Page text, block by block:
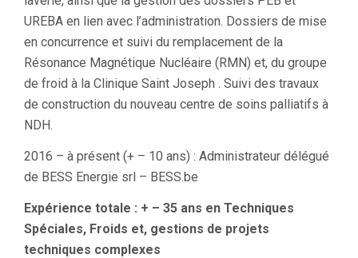
UREBA en lien avec l’administration. Dossiers de mise
en concurrence et suivi du remplacement de la
Résonance Magnétique Nucléaire (RMN) et, du groupe
de froid à la Clinique Saint Joseph . Suivi des travaux
de construction du nouveau centre de soins palliatifs à
NDH.
2016 – à présent (+ – 10 ans) : Administrateur délégué
de BESS Energie srl – BESS.be
Expérience totale : + – 35 ans en Techniques
Spéciales, Froids et, gestions de projets
techniques complexes